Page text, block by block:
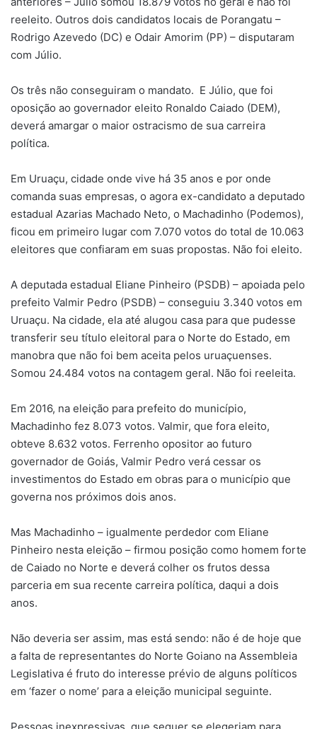
reeleito. Outros dois candidatos locais de Porangatu –
Rodrigo Azevedo (DC) e Odair Amorim (PP) – disputaram
com Júlio.
Os três não conseguiram o mandato. E Júlio, que foi
oposição ao governador eleito Ronaldo Caiado (DEM),
deverá amargar o maior ostracismo de sua carreira
política.
Em Uruaçu, cidade onde vive há 35 anos e por onde
comanda suas empresas, o agora ex-candidato a deputado
estadual Azarias Machado Neto, o Machadinho (Podemos),
ficou em primeiro lugar com 7.070 votos do total de 10.063
eleitores que confiaram em suas propostas. Não foi eleito.
A deputada estadual Eliane Pinheiro (PSDB) – apoiada pelo
prefeito Valmir Pedro (PSDB) – conseguiu 3.340 votos em
Uruaçu. Na cidade, ela até alugou casa para que pudesse
transferir seu título eleitoral para o Norte do Estado, em
manobra que não foi bem aceita pelos uruaçuenses.
Somou 24.484 votos na contagem geral. Não foi reeleita.
Em 2016, na eleição para prefeito do município,
Machadinho fez 8.073 votos. Valmir, que fora eleito,
obteve 8.632 votos. Ferrenho opositor ao futuro
governador de Goiás, Valmir Pedro verá cessar os
investimentos do Estado em obras para o município que
governa nos próximos dois anos.
Mas Machadinho – igualmente perdedor com Eliane
Pinheiro nesta eleição – firmou posição como homem forte
de Caiado no Norte e deverá colher os frutos dessa
parceria em sua recente carreira política, daqui a dois
anos.
Não deveria ser assim, mas está sendo: não é de hoje que
a falta de representantes do Norte Goiano na Assembleia
Legislativa é fruto do interesse prévio de alguns políticos
em ‘fazer o nome’ para a eleição municipal seguinte.